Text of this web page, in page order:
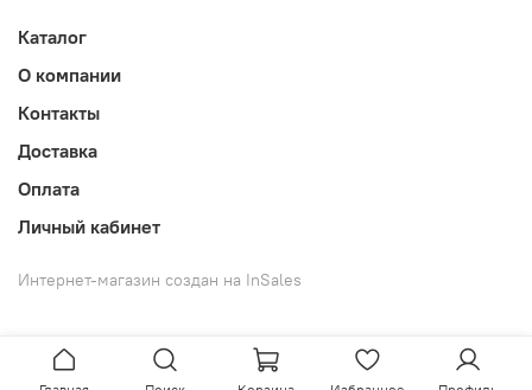
Каталог
О компании
Контакты
Доставка
Оплата
Личный кабинет
Интернет-магазин создан на InSales